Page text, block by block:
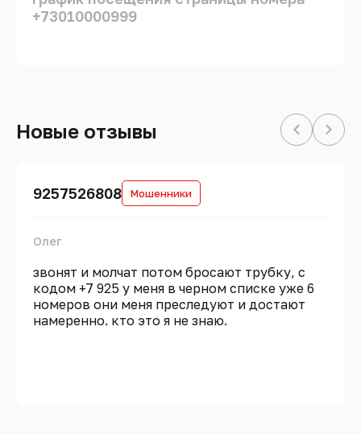
+73010000999
Новые отзывы
9257526808 Мошенники
Олег
звонят и молчат потом бросают трубку, с
кодом +7 925 у меня в черном списке уже 6
номеров они меня преследуют и достают
намеренно. кто это я не знаю.